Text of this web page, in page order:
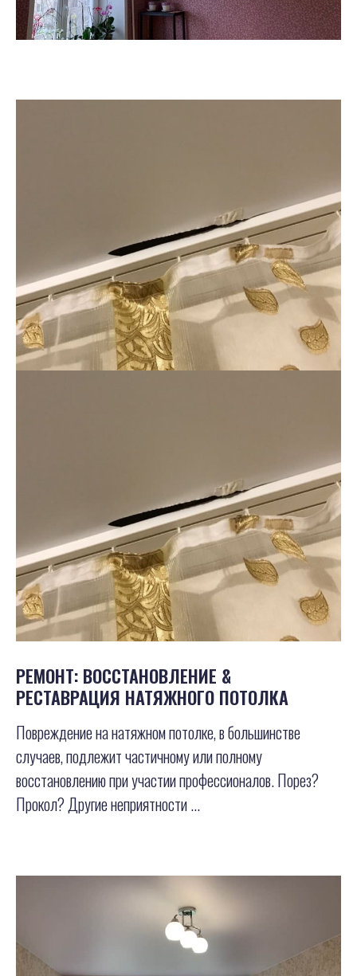
РЕМОНТ: ВОССТАНОВЛЕНИЕ &
РЕСТАВРАЦИЯ НАТЯЖНОГО ПОТОЛКА
Повреждение на натяжном потолке, в большинстве
случаев, подлежит частичному или полному
восстановлению при участии профессионалов. Порез?
Прокол? Другие неприятности ...